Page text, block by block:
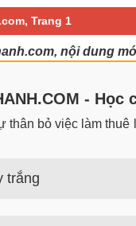
Trang 1
nội dung
-
bỏ việc làm
trắng